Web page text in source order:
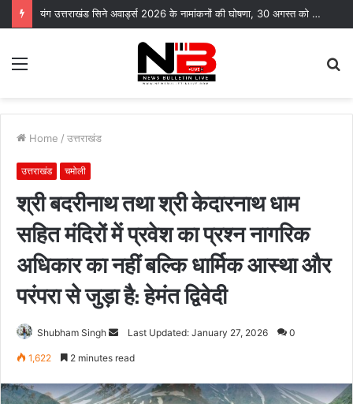
समस्याओं का समाधान नहीं हुआ तो आंदोलन करेंगे पेयजल निगम के सेवानिवृत्त कर्मचारी
Menu
Home / उत्तराखंड
उत्तराखंड चमोली
श्री बदरीनाथ तथा श्री केदारनाथ धाम
सहित मंदिरों में प्रवेश का प्रश्न नागरिक
अधिकार का नहीं बल्कि धार्मिक आस्था और
परंपरा से जुड़ा है: हेमंत द्विवेदी
Shubham Singh
SendLast Updated: January 27, 2026 0
1,622 2 minutes read